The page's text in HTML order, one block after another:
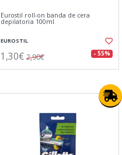
Eurostil roll-on banda de cera
depilatoria 100ml
EUROSTIL
1,30€ 2,90€ - 55%